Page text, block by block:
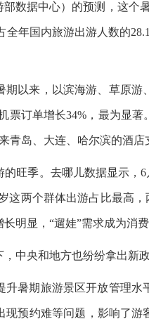
数据中心）的预测，这个
全年国内旅游出游人数的
期以来，以滨海游、草原
票订单增长34%，最为显
青岛、大连、哈尔滨的酒店
旺季。去哪儿数据显示，
这两个群体出游占比最高
明显，“遛娃”需求成为消费
中央和地方也纷纷拿出新
暑期旅游景区开放管理水
预约难等问题，影响了